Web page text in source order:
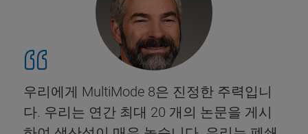
우리에게 MultiMode 8은 진정한 주력입니
다. 우리는 연간 최대 20 개의 논문을 게시